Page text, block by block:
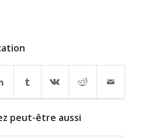
peut-être aussi